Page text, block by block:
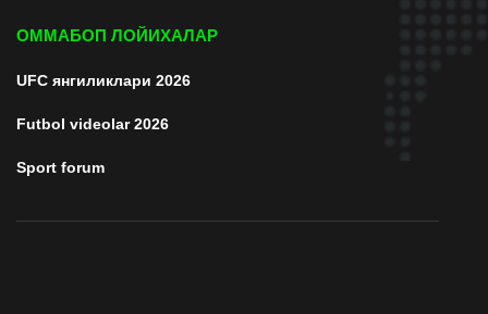
ОММАБОП ЛОЙИХАЛАР
UFC янгиликлари 2026
Futbol videolar 2026
Sport forum